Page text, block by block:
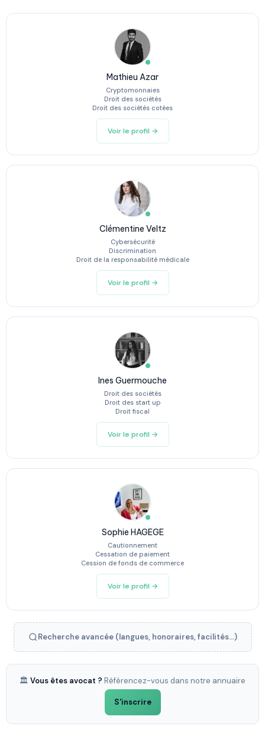
Mathieu Azar
Cryptomonnaies
Droit des sociétés
Droit des sociétés cotées
Voir le profil →
Clémentine Veltz
Cybersécurité
Discrimination
Droit de la responsabilité médicale
Voir le profil →
Ines Guermouche
Droit des sociétés
Droit des start up
Droit fiscal
Voir le profil →
Sophie HAGEGE
Cautionnement
Cessation de paiement
Cession de fonds de commerce
Voir le profil →
Recherche avancée (langues, honoraires, facilités...)
🏛️ Vous êtes avocat ? Référencez-vous dans notre annuaire
S'inscrire